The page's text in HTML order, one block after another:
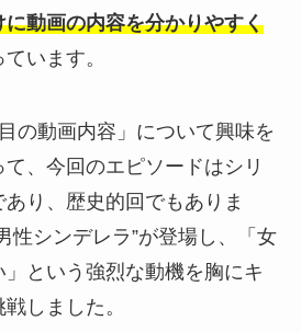
動画の内容を分かりやすく
います。
の動画内容」について興味を
、今回のエピソードはシリ
り、歴史的回でもありま
性シンデレラ”が登場し、「女
という強烈な動機を胸にキ
しました。